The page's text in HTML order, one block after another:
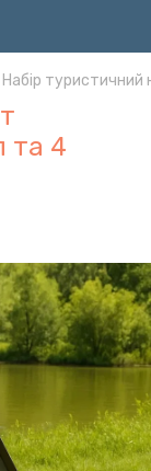
Набір туристичний
та 4